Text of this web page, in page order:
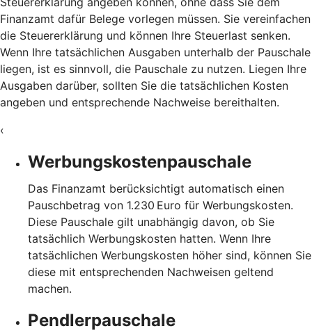
Finanzamt dafür Belege vorlegen müssen. Sie vereinfachen
die Steuererklärung und können Ihre Steuerlast senken.
Wenn Ihre tatsächlichen Ausgaben unterhalb der Pauschale
liegen, ist es sinnvoll, die Pauschale zu nutzen. Liegen Ihre
Ausgaben darüber, sollten Sie die tatsächlichen Kosten
angeben und entsprechende Nachweise bereithalten.
‹
Werbungskostenpauschale
Das Finanzamt berücksichtigt automatisch einen
Pauschbetrag von 1.230 Euro für Werbungskosten.
Diese Pauschale gilt unabhängig davon, ob Sie
tatsächlich Werbungskosten hatten. Wenn Ihre
tatsächlichen Werbungskosten höher sind, können Sie
diese mit entsprechenden Nachweisen geltend
machen.
Pendlerpauschale